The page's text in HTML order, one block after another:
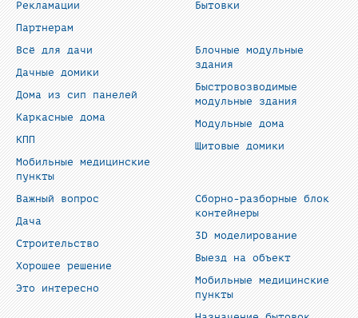
Рекламации
Партнерам
Бытовки
Всё для дачи
Дачные домики
Дома из сип панелей
Каркасные дома
КПП
Мобильные медицинские
пункты
Блочные модульные
здания
Быстровозводимые
модульные здания
Модульные дома
Щитовые домики
Важный вопрос
Дача
Строительство
Хорошее решение
Это интересно
Сборно-разборные блок
контейнеры
3D моделирование
Выезд на объект
Мобильные медицинские
пункты